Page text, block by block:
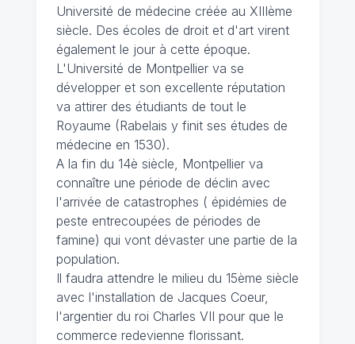
Université de médecine créée au XIIIème
siècle. Des écoles de droit et d'art virent
également le jour à cette époque.
L'Université de Montpellier va se
développer et son excellente réputation
va attirer des étudiants de tout le
Royaume (Rabelais y finit ses études de
médecine en 1530).
A la fin du 14è siècle, Montpellier va
connaître une période de déclin avec
l'arrivée de catastrophes ( épidémies de
peste entrecoupées de périodes de
famine) qui vont dévaster une partie de la
population.
Il faudra attendre le milieu du 15ème siècle
avec l'installation de Jacques Coeur,
l'argentier du roi Charles VII pour que le
commerce redevienne florissant.